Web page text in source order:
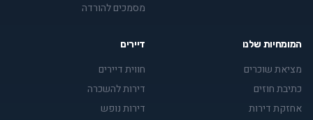
מסמכים להורדה
המומחיות שלנו
מציאת שוכרים
כתיבת חוזים
אחזקת דירות
דיירים
חווית דיירים
דירות להשכרה
דירות נופש